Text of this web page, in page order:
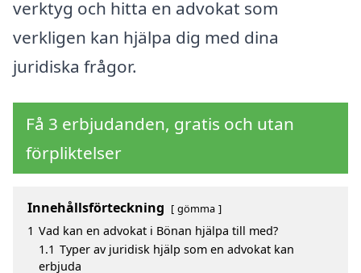
verktyg och hitta en advokat som
verkligen kan hjälpa dig med dina
juridiska frågor.
Få 3 erbjudanden, gratis och utan
förpliktelser
Innehållsförteckning gömma
1 Vad kan en advokat i Bönan hjälpa till med?
1.1 Typer av juridisk hjälp som en advokat kan
erbjuda